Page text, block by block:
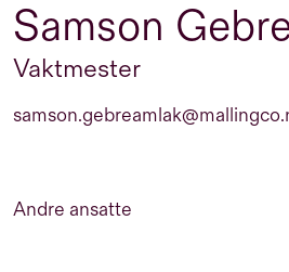
Samson
Vaktmester
Andre ansatte